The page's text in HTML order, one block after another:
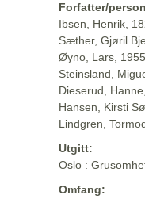
Forfatter/
Ibsen, Henrik,
Sæther, Gjøril
Øyno, Lars,
Steinsland,
Dieserud,
Hansen, Kirsti
Lindgren,
Utgitt:
Oslo :
Omfang: